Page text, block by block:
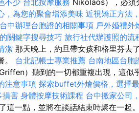
，為您的聚會增添美味 近視矯正方法
台中辦理台胞證的相關事項 戶外婚禮外
關鍵字搜尋技巧 旅行社代辦護照的流
潔 那天晚上，約旦帶女孩和格里芬去
。 台北記帳士專業推薦 台南地區台胞
）聽到的一切都重複出現，這似
注意事項 探索buffet外燴價格，選擇
損害 身體按摩技術課程 台中搬家公司
一點，並將在談話結束時聚在一起。